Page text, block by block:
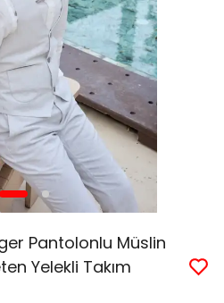
Pantolonlu Müslin
Yelekli Takım